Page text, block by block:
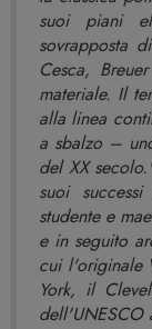
suoi piani
sovrapposta
Cesca,
materiale. Il
alla linea
a sbalzo –
del XX
suoi
studente e
e in seguito
cui l'originale
York, il
dell'UNESCO